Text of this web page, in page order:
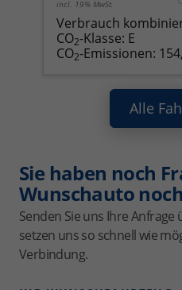
incl. 19% MwSt.
Verbrauch
CO2-Klasse: E
CO2-Emissionen:
Alle
Sie haben noch
Wunschauto
Senden Sie uns Ihre
setzen uns so schnell wie
Verbindung.